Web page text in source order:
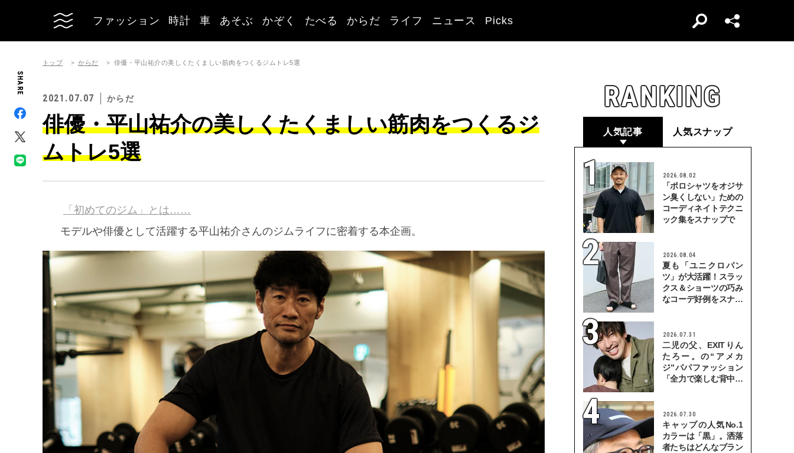
ファッション 時計 車 あそぶ かぞく たべる からだ ライフ ニュース Picks
SHARE
トップ からだ 俳優・平山祐介の美しくたくましい筋肉をつくるジムトレ5選
2021.07.07 からだ
俳優・平山祐介の美しくたくましい筋肉をつくるジ
ムトレ5選
「初めてのジム」とは……
モデルや俳優として活躍する平山祐介さんのジムライフに密着する本企画。
RANKING
人気記事 人気スナップ
2026.08.02
「ポロシャツをオジサ
ン臭くしない」ための
コーディネイトテクニ
ック集をスナップで
2026.08.04
夏も「ユニクロパン
ツ」が大活躍！スラッ
クス＆ショーツの巧み
なコーデ好例をスナッ
2026.07.31
二児の父、EXITりん
たろー。の“アメカ
ジ”パパファッション
「全力で楽しむ背中を
2026.07.30
キャップの人気No.1
カラーは「黒」。洒落
者たちはどんなブラン